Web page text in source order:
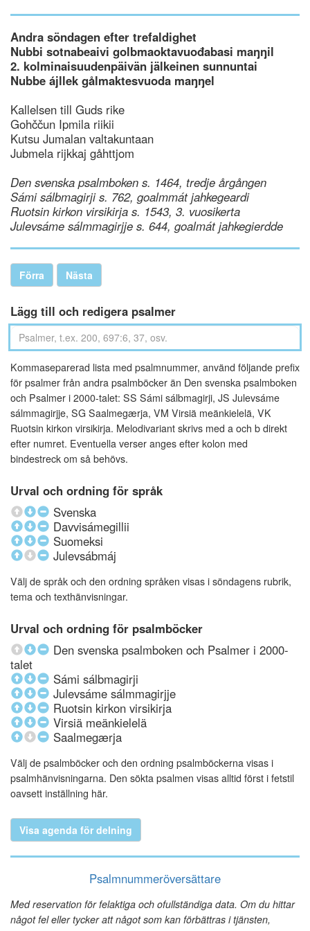
Andra söndagen efter trefaldighet
Nubbi sotnabeaivi golbmaoktavuođabasi maŋŋil
2. kolminaisuudenpäivän jälkeinen sunnuntai
Nubbe ájllek gålmaktesvuoda maŋŋel
Kallelsen till Guds rike
Gohččun Ipmila riikii
Kutsu Jumalan valtakuntaan
Jubmela rijkkaj gåhttjom
Den svenska psalmboken s. 1464, tredje årgången
Sámi sálbmagirji s. 762, goalmmát jahkegeardi
Ruotsin kirkon virsikirja s. 1543, 3. vuosikerta
Julevsáme sálmmagirjje s. 644, goalmát jahkegierdde
Förra Nästa
Lägg till och redigera psalmer
Kommaseparerad lista med psalmnummer, använd följande prefix
för psalmer från andra psalmböcker än Den svenska psalmboken
och Psalmer i 2000-talet: SS Sámi sálbmagirji, JS Julevsáme
sálmmagirjje, SG Saalmegærja, VM Virsiä meänkielelä, VK
Ruotsin kirkon virsikirja. Melodivariant skrivs med a och b direkt
efter numret. Eventuella verser anges efter kolon med
bindestreck om så behövs.
Urval och ordning för språk
Svenska
Davvisámegillii
Suomeksi
Julevsábmáj
Välj de språk och den ordning språken visas i söndagens rubrik,
tema och texthänvisningar.
Urval och ordning för psalmböcker
Den svenska psalmboken och Psalmer i 2000-
talet
Sámi sálbmagirji
Julevsáme sálmmagirjje
Ruotsin kirkon virsikirja
Virsiä meänkielelä
Saalmegærja
Välj de psalmböcker och den ordning psalmböckerna visas i
psalmhänvisningarna. Den sökta psalmen visas alltid först i fetstil
oavsett inställning här.
Visa agenda för delning
Psalmnummeröversättare
Med reservation för felaktiga och ofullständiga data. Om du hittar
något fel eller tycker att något som kan förbättras i tjänsten,